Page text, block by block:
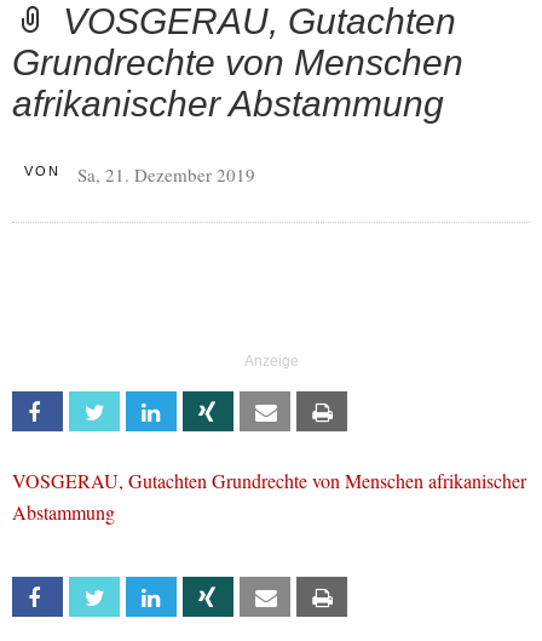
VOSGERAU, Gutachten
Grundrechte von Menschen
afrikanischer Abstammung
VON Sa, 21. Dezember 2019
Facebook Twitter Linkedin Xing Email
VOSGERAU, Gutachten Grundrechte von Menschen afrikanischer
Abstammung
Facebook Twitter Linkedin Xing Email